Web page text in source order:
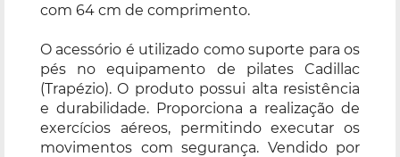
com 64 cm de comprimento.
O acessório é utilizado como suporte para os
pés no equipamento de pilates Cadillac
(Trapézio). O produto possui alta resistência
e durabilidade. Proporciona a realização de
exercícios aéreos, permitindo executar os
movimentos com segurança. Vendido por